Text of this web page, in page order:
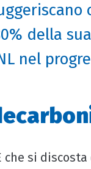
della
nel
che si